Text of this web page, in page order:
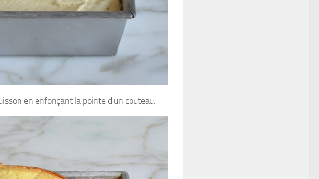
en enfonçant la pointe d’un couteau.